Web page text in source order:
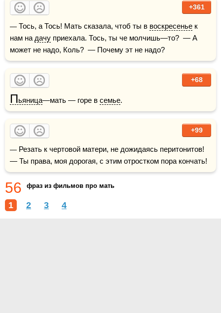
+361
— Тось, а Тось! Мать сказала, чтоб ты в воскресенье к
нам на дачу приехала. Тось, ты че молчишь—то?  — А
может не надо, Коль?  — Почему эт не надо?
+68
Пьяница—мать — горе в семье.
+99
— Резать к чертовой матери, не дожидаясь перитонитов!
— Ты права, моя дорогая, с этим отростком пора кончать!
56 фраз из фильмов про мать
1 2 3 4